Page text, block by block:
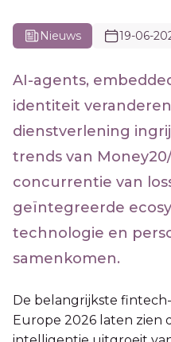
Nieuws 19-06-
AI-agents,
identiteit
dienstverlening
trends van
concurrentie van
geïntegreerde
technologie en
samenkomen.
De belangrijkste
Europe 2026 laten zien